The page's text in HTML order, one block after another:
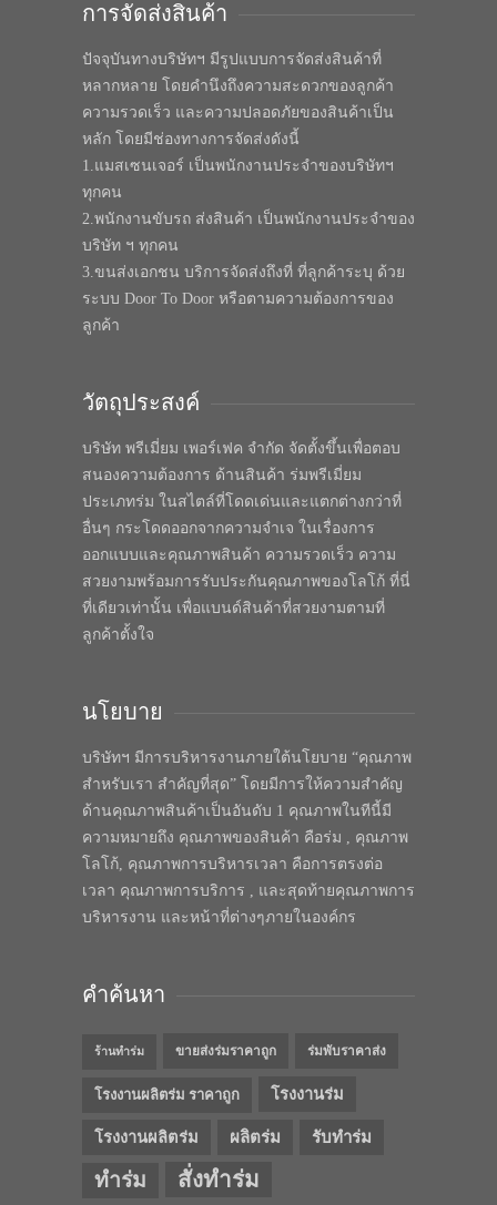
การจัดส่งสินค้า
ปัจจุบันทางบริษัทฯ มีรูปแบบการจัดส่งสินค้าที่
หลากหลาย โดยคำนึงถึงความสะดวกของลูกค้า
ความรวดเร็ว และความปลอดภัยของสินค้าเป็น
หลัก โดยมีช่องทางการจัดส่งดังนี้
1.แมสเซนเจอร์ เป็นพนักงานประจำของบริษัทฯ
ทุกคน
2.พนักงานขับรถ ส่งสินค้า เป็นพนักงานประจำของ
บริษัท ฯ ทุกคน
3.ขนส่งเอกชน บริการจัดส่งถึงที่ ที่ลูกค้าระบุ ด้วย
ระบบ Door To Door หรือตามความต้องการของ
ลูกค้า
วัตถุประสงค์
บริษัท พรีเมี่ยม เพอร์เฟค จำกัด จัดตั้งขึ้นเพื่อตอบ
สนองความต้องการ ด้านสินค้า ร่มพรีเมี่ยม
ประเภทร่ม ในสไตล์ที่โดดเด่นและแตกต่างกว่าที่
อื่นๆ กระโดดออกจากความจำเจ ในเรื่องการ
ออกแบบและคุณภาพสินค้า ความรวดเร็ว ความ
สวยงามพร้อมการรับประกันคุณภาพของโลโก้ ที่นี่
ที่เดียวเท่านั้น เพื่อแบนด์สินค้าที่สวยงามตามที่
ลูกค้าตั้งใจ
นโยบาย
บริษัทฯ มีการบริหารงานภายใต้นโยบาย “คุณภาพ
สำหรับเรา สำคัญที่สุด” โดยมีการให้ความสำคัญ
ด้านคุณภาพสินค้าเป็นอันดับ 1 คุณภาพในทีนี้มี
ความหมายถึง คุณภาพของสินค้า คือร่ม , คุณภาพ
โลโก้, คุณภาพการบริหารเวลา คือการตรงต่อ
เวลา คุณภาพการบริการ , และสุดท้ายคุณภาพการ
บริหารงาน และหน้าที่ต่างๆภายในองค์กร
คำค้นหา
ร้านทำร่ม ขายส่งร่มราคาถูก ร่มพับราคาส่ง
โรงงานผลิตร่ม ราคาถูก โรงงานร่ม
โรงงานผลิตร่ม ผลิตร่ม รับทำร่ม
ทำร่ม สั่งทำร่ม